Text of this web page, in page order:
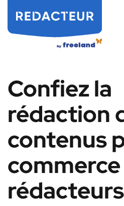
Confiez la
rédaction
contenus
rédacteurs